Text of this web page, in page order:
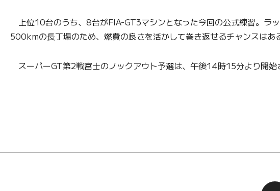
上位10台のうち、8台がFIA-GT3マシンとなった今回の公式練習。ラ
500kmの長丁場のため、燃費の良さを活かして巻き返せるチャンスはあ
スーパーGT第2戦富士のノックアウト予選は、午後14時15分より開始